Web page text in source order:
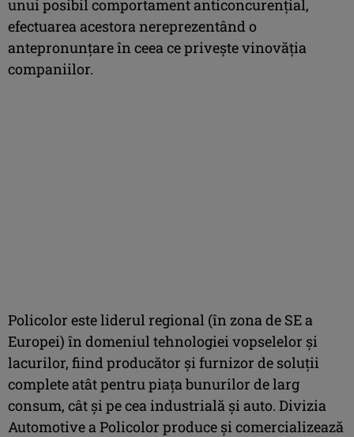
unui posibil comportament anticoncurenţial,
efectuarea acestora nereprezentând o
antepronunţare în ceea ce priveşte vinovăţia
companiilor.
Policolor este liderul regional (în zona de SE a
Europei) în domeniul tehnologiei vopselelor şi
lacurilor, fiind producător şi furnizor de soluţii
complete atât pentru piaţa bunurilor de larg
consum, cât şi pe cea industrială şi auto. Divizia
Automotive a Policolor produce şi comercializează